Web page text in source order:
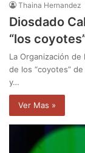
Thaina Hernandez
Diosdado
“los
La Organización
de los “coyotes”
y…
Ver Mas »